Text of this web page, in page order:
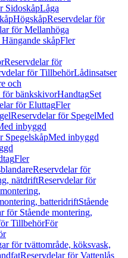
SidoskåpLåga
HögskåpReservdelar för
för Mellanhöga
skåpFler
Reservdelar för
för TillbehörLådinsatser
och
för bänkskivorHandtagSet
för EluttagFler
Reservdelar för SpegelMed
inbyggd
SpegelskåpMed inbyggd
Fler
Reservdelar för
nätdriftReservdelar för
batteridriftStående
för Stående montering,
TillbehörFör
för tvättområde, köksvask,
Reservdelar för Vattenlås